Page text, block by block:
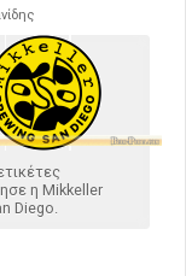
η Mikkeller
Diego.